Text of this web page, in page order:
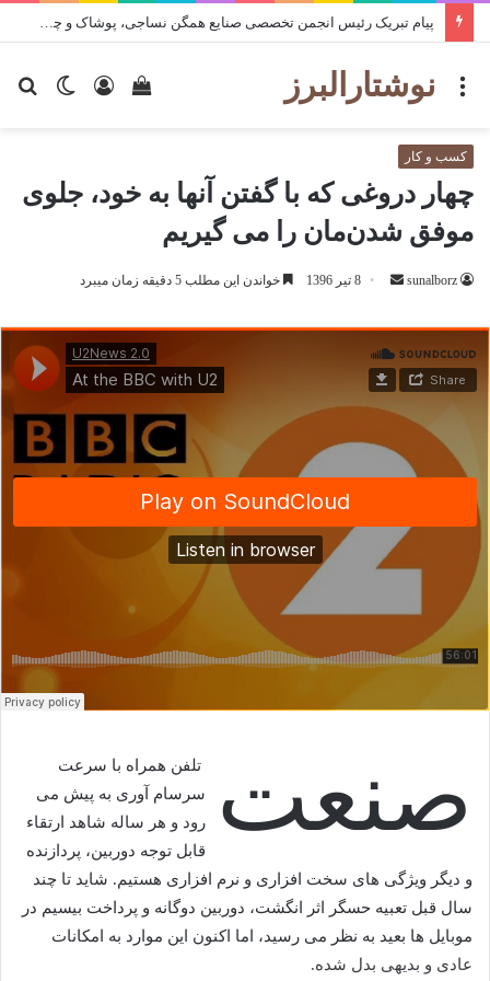
تا حقیقت هست ، قلم هم هست
تغییر
ورود
دیدن
نوشتارالبرزمنو
کسب و کار
چهار دروغی که با گفتن آنها به خود، جلوی
موفق شدن‌مان را می گیریم
sunalborz
ارسال8 تیر 1396 خواندن این مطلب 5 دقیقه زمان میبرد
صنعت
تلفن همراه با سرعت
سرسام آوری به پیش می
رود و هر ساله شاهد ارتقاء
قابل توجه دوربین، پردازنده
و دیگر ویژگی های سخت افزاری و نرم افزاری هستیم. شاید تا چند
سال قبل تعبیه حسگر اثر انگشت، دوربین دوگانه و پرداخت بیسیم در
موبایل ها بعید به نظر می رسید، اما اکنون این موارد به امکانات
عادی و بدیهی بدل شده.